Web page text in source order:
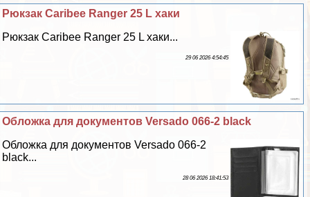
Рюкзак Caribee Ranger 25 L хаки
Рюкзак Caribee Ranger 25 L хаки...
29 06 2026 4:54:45
Обложка для документов Versado 066-2 black
Обложка для документов Versado 066-2
black...
28 06 2026 18:41:53